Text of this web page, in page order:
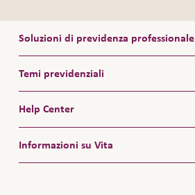
Soluzioni di previdenza professionale
Temi previdenziali
Help Center
Informazioni su Vita